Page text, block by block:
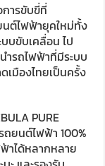
การขับขี่ที่
ต์ไฟฟ้ายุคใหม่ทั้ง
บขับเคลื่อน ไป
ำรถไฟฟ้าที่มีระบบ
เมืองไทยเป็นครั้ง
PURE
ยนต์ไฟฟ้า 100%
าได้หลากหลาย